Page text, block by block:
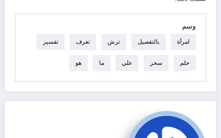
وسم
امرأة بالتفصيل ترش تعرف تفسير
حلم سحر علي ما هو